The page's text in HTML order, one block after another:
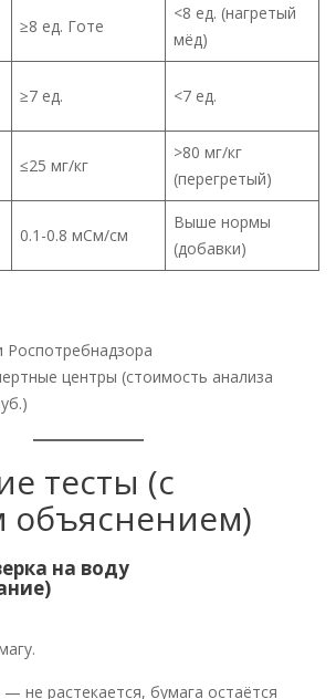
≥8 ед. Готе
<8 ед. (нагретый
мёд)
≥7 ед. <7 ед.
≤25 мг/кг
>80 мг/кг
(перегретый)
0.1-0.8 мСм/см
Выше нормы
(добавки)
Роспотребнадзора
центры (стоимость анализа
тесты (с
объяснением)
на воду
— не растекается, бумага остаётся